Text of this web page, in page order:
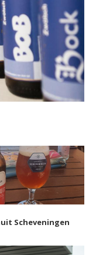
Scheveningen